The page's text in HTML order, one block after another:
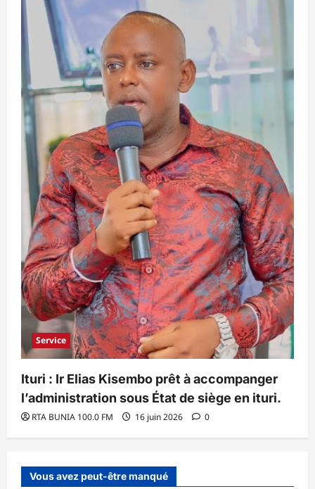
Service
Ituri : Ir Elias Kisembo prêt à accompanger
l’administration sous État de siège en ituri.
RTA BUNIA 100.0 FM 16 juin 2026 0
Vous avez peut-être manqué